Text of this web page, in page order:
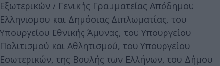
Εξωτερικών / Γενικής Γραμματείας Απόδημου
Ελληνισμου και Δημόσιας Διπλωματίας, του
Υπουργείου Εθνικής Άμυνας, του Υπουργείου
Πολιτισμού και Αθλητισμού, του Υπουργείου
Εσωτερικών, της Βουλής των Ελλήνων, του Δήμου